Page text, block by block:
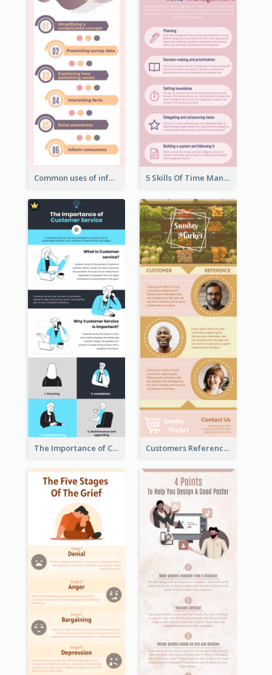
Common uses of infographic 5 Skills Of Time Management
The Importance of Customer Service Infographic Customers Reference Infographic